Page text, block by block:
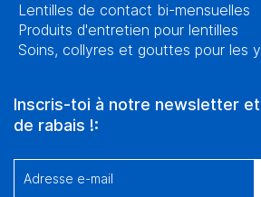
Lentilles de contact bi-mensuelles
Produits d'entretien pour lentilles
Soins, collyres et gouttes pour les
Inscris-toi à notre newsletter
de rabais !:
Adresse e-mail